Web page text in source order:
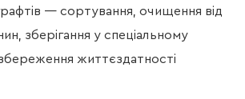
— сортування, очищення від
зберігання у спеціальному
життєздатності